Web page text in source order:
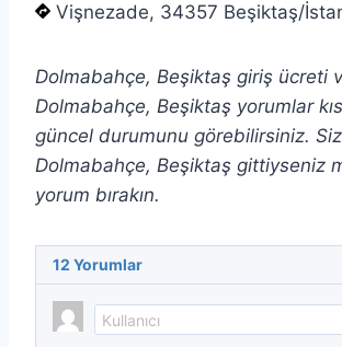
Vişnezade, 34357 Beşiktaş/
Dolmabahçe, Beşiktaş giriş ücreti
Dolmabahçe, Beşiktaş yorumlar
güncel durumunu görebilirsiniz.
Dolmabahçe, Beşiktaş gittiyseniz
yorum bırakın.
12 Yorumlar